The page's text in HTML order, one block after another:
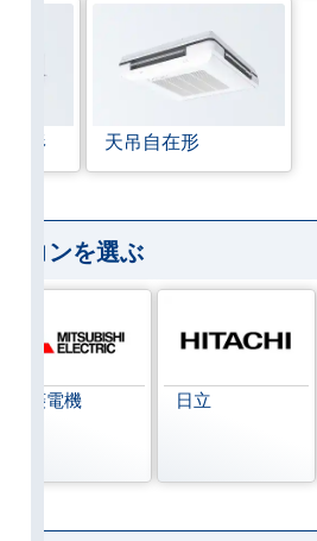
ト形 天吊自在形
コンを選ぶ
三菱電機 日立